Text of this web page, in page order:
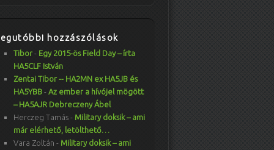
hozzászólások
Tibor - Egy 2015-ös Field Day – írta
HA5CLF István
Zentai Tibor -- HA2MN ex HA5JB és
HA5YBB - Az ember a hívójel mögött
– HA5AJR Debreczeny Ábel
Herczeg Tamás - Military doksik – ami
már elérhető, letölthető…
Vara Zoltán - Military doksik – ami